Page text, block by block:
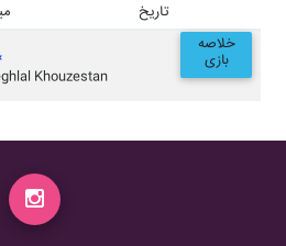
تاریخ
Khouzestan
خلاصه
بازی